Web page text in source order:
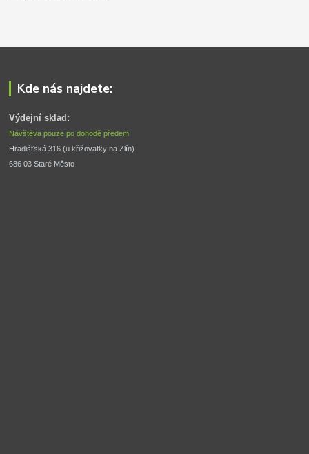
Kde nás najdete:
Výdejní sklad:
Návštěva pouze po dohodě předem
Hradišťská 316 (u křižovatky na Zlín)
686 03 Staré Město